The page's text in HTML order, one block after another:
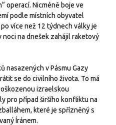
operací. Nicméně boje ve
podle místních obyvatel
více než 12 týdnech války je
na dnešek zahájil raketový
nasazených v Pásmu Gazy
se do civilního života. To má
izraelskou
pro případ širšího konfliktu na
které je spřízněný s
Íránem.